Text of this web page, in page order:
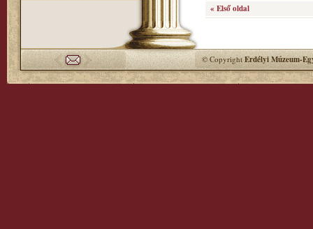
« Első oldal
© CopyrightErdélyi Múzeum-